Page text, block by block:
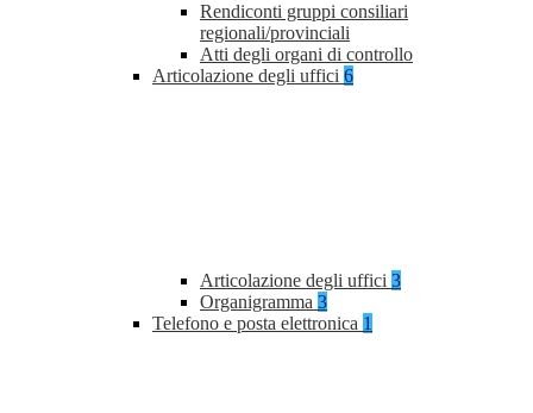
Rendiconti gruppi consiliari
regionali/provinciali
Atti degli organi di controllo
Articolazione degli uffici 6
Articolazione degli uffici 3
Organigramma 3
Telefono e posta elettronica 1